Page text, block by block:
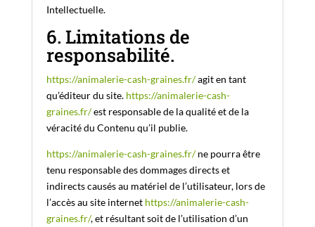
Intellectuelle.
6. Limitations de
responsabilité.
https://animalerie-cash-graines.fr/agit en tant
qu’éditeur du site. https://animalerie-cash-
graines.fr/est responsable de la qualité et de la
véracité du Contenu qu’il publie.
https://animalerie-cash-graines.fr/ne pourra être
tenu responsable des dommages directs et
indirects causés au matériel de l’utilisateur, lors de
l’accès au site internet https://animalerie-cash-
graines.fr/, et résultant soit de l’utilisation d’un